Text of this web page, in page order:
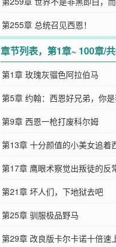
的灰
第255章 总统召见西恩！
章节列表，第1章~ 100章/
第1章 玫瑰灰骝色阿拉伯马
第5章 约翰：西恩好兄弟，你
恩人！
第9章 西恩一枪打废科尔姆
第13章 十分颜值的小美女追着
第17章 鹰眼术察觉出叛徒的反
第21章 坏人们，下地狱去吧
第25章 驯服极品野马
第29章 改良版卡尔卡诺十倍速